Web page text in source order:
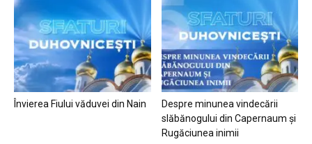
Învierea Fiului văduvei din Nain
Despre minunea vindecării
slăbănogului din Capernaum și
Rugăciunea inimii